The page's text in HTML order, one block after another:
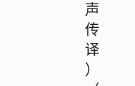
声
传
译
）